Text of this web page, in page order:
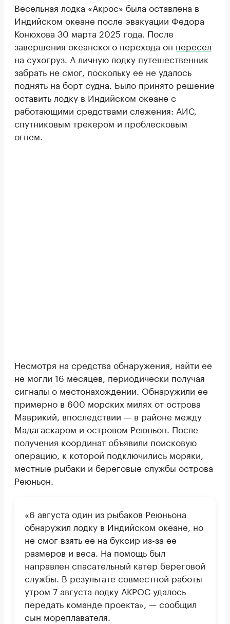
Весельная лодка «Акрос» была оставлена в
Индийском океане после эвакуации Федора
Конюхова 30 марта 2025 года. После
завершения океанского перехода он пересел
на сухогруз. А личную лодку путешественник
забрать не смог, поскольку ее не удалось
поднять на борт судна. Было принято решение
оставить лодку в Индийском океане с
работающими средствами слежения: АИС,
спутниковым трекером и проблесковым
огнем.
Несмотря на средства обнаружения, найти ее
не могли 16 месяцев, периодически получая
сигналы о местонахождении. Обнаружили ее
примерно в 600 морских милях от острова
Маврикий, впоследствии — в районе между
Мадагаскаром и островом Реюньон. После
получения координат объявили поисковую
операцию, к которой подключились моряки,
местные рыбаки и береговые службы острова
Реюньон.
«6 августа один из рыбаков Реюньона
обнаружил лодку в Индийском океане, но
не смог взять ее на буксир из-за ее
размеров и веса. На помощь был
направлен спасательный катер береговой
службы. В результате совместной работы
утром 7 августа лодку АКРОС удалось
передать команде проекта», — сообщил
сын мореплавателя.